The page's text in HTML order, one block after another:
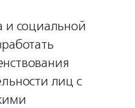
и социальной
лиц с